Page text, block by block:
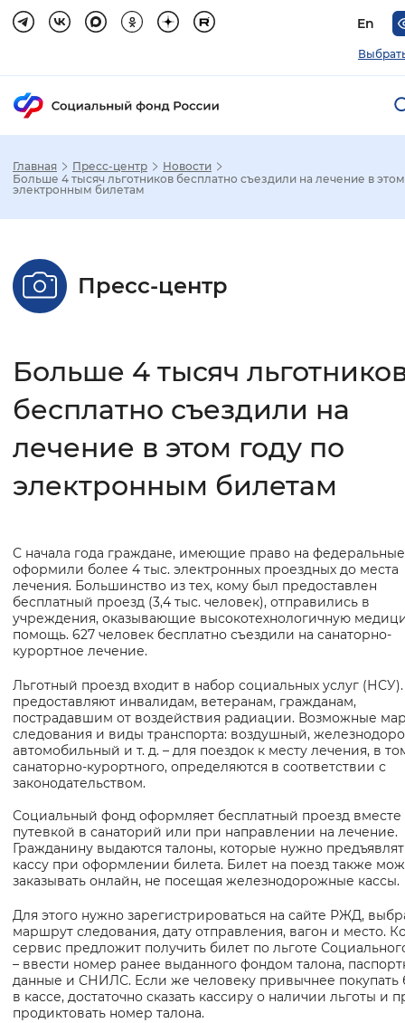
En
Настройка режима отображения
Стандартный
Интервал между буквами
Увеличенный
Монохромный Инверсивный
Синий фон
Изображения
Включены Выключены
Звуковой ассистент
Воспроизвести Остановить
Вернуть стандартные настройки
Главная Пресс-центр
Новости
Больше 4 тысяч льготников бесплатно съездили на лечение в
электронным билетам
Пресс-центр
Больше 4 тысяч
бесплатно съездили на
лечение в этом году по
электронным билетам
Основная
информация
С начала года граждане, имеющие право на федеральные
оформили более 4 тыс. электронных проездных до места
лечения. Большинство из тех, кому был предоставлен
бесплатный проезд (3,4 тыс. человек), отправились в
учреждения, оказывающие высокотехнологичную
помощь. 627 человек бесплатно съездили на санаторно-
курортное лечение.
Льготный проезд входит в набор социальных услуг (НСУ).
предоставляют инвалидам, ветеранам, гражданам,
пострадавшим от воздействия радиации. Возможные
следования и виды транспорта: воздушный,
автомобильный и т. д. – для поездок к месту лечения, в
санаторно-курортного, определяются в соответствии с
законодательством.
Социальный фонд оформляет бесплатный проезд вместе
путевкой в санаторий или при направлении на лечение.
Гражданину выдаются талоны, которые нужно
кассу при оформлении билета. Билет на поезд также
заказывать онлайн, не посещая железнодорожные кассы.
Для этого нужно зарегистрироваться на сайте РЖД,
маршрут следования, дату отправления, вагон и место.
сервис предложит получить билет по льготе
– ввести номер ранее выданного фондом талона,
данные и СНИЛС. Если же человеку привычнее покупать
в кассе, достаточно сказать кассиру о наличии льготы и
продиктовать номер талона.